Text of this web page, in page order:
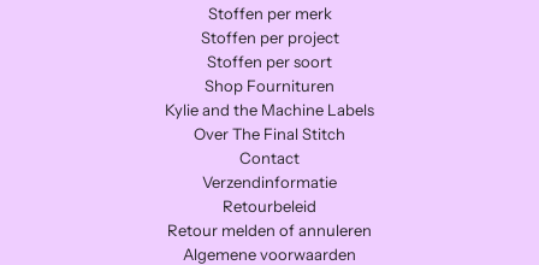
Stoffen per merk
Stoffen per project
Stoffen per soort
Shop Fournituren
Kylie and the Machine Labels
Over The Final Stitch
Contact
Verzendinformatie
Retourbeleid
Retour melden of annuleren
Algemene voorwaarden